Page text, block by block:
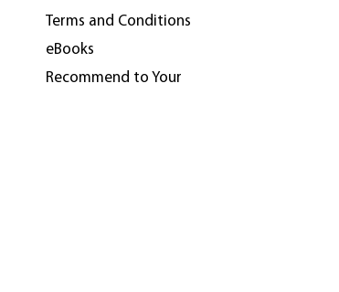
Terms and Conditions
eBooks
Recommend to Your